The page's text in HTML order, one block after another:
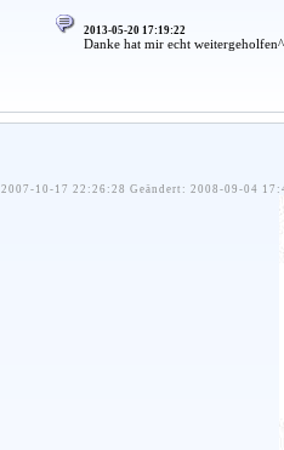
2013-05-20 17:19:22
Danke hat mir echt
2007-10-17 22:26:28 Geändert: 2008-09-04